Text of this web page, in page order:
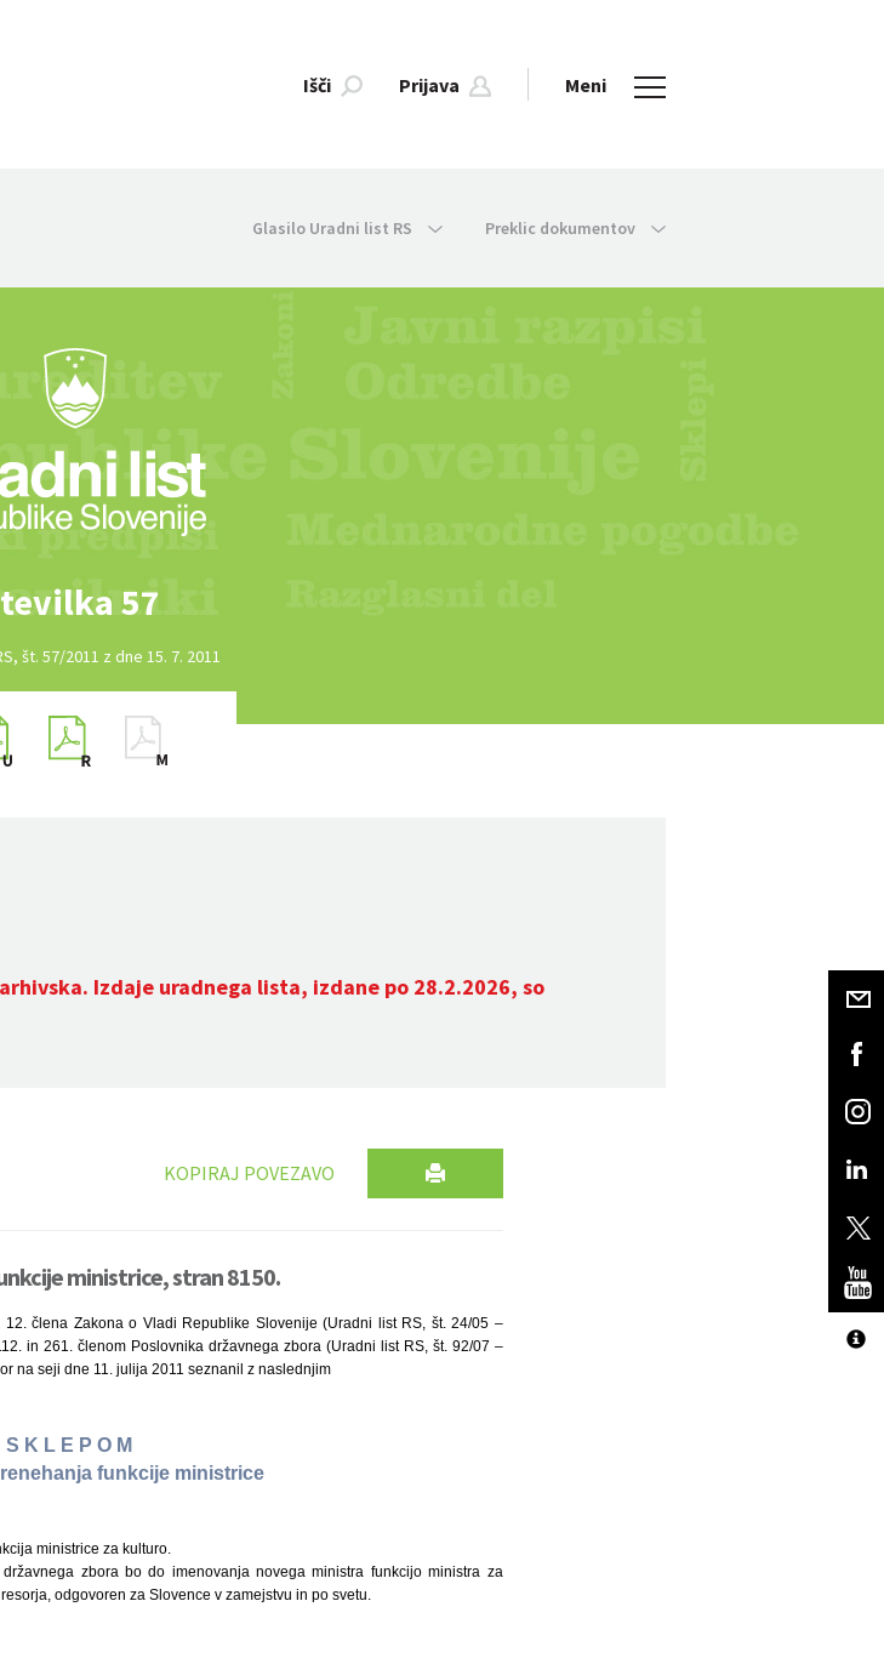
Išči Prijava Meni
Glasilo Uradni list RS Preklic dokumentov
57
št. 57/2011 z dne 15. 7. 2011
arhivska. Izdaje uradnega lista, izdane po 28.2.2026, so
KOPIRAJ POVEZAVO
ministrice, stran 8150.
člena Zakona o Vladi Republike Slovenije (Uradni list RS, št. 24/05 –
in 261. členom Poslovnika državnega zbora (Uradni list RS, št. 92/07 –
na seji dne 11. julija 2011 seznanil z naslednjim
S K L E P O M
funkcije ministrice
ministrice za kulturo.
zbora bo do imenovanja novega ministra funkcijo ministra za
odgovoren za Slovence v zamejstvu in po svetu.